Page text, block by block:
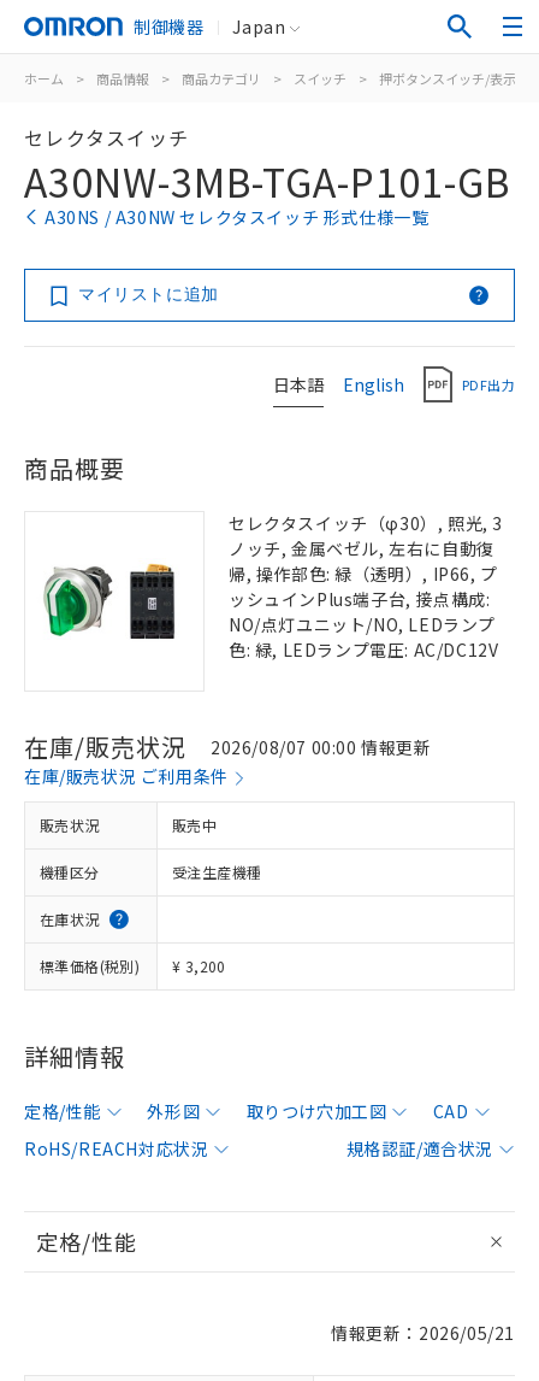
制御機器 Japan
ホーム > 商品情報 > 商品カテゴリ > スイッチ > 押ボタンスイッチ/表示灯
セレクタスイッチ
A30NW-3MB-TGA-P101-GB
A30NS / A30NW セレクタスイッチ 形式仕様一覧
マイリストに追加
日本語 English PDF出力
商品概要
セレクタスイッチ（φ30）, 照光, 3
ノッチ, 金属ベゼル, 左右に自動復
帰, 操作部色: 緑（透明）, IP66, プ
ッシュインPlus端子台, 接点構成:
NO/点灯ユニット/NO, LEDランプ
色: 緑, LEDランプ電圧: AC/DC12V
在庫/販売状況
2026/08/07 00:00 情報更新
在庫/販売状況 ご利用条件
販売状況 販売中
機種区分 受注生産機種
在庫状況
標準価格(税別) ¥ 3,200
詳細情報
定格/性能 外形図 取りつけ穴加工図
CAD
RoHS/REACH対応状況
規格認証/適合状況
定格/性能
情報更新：2026/05/21